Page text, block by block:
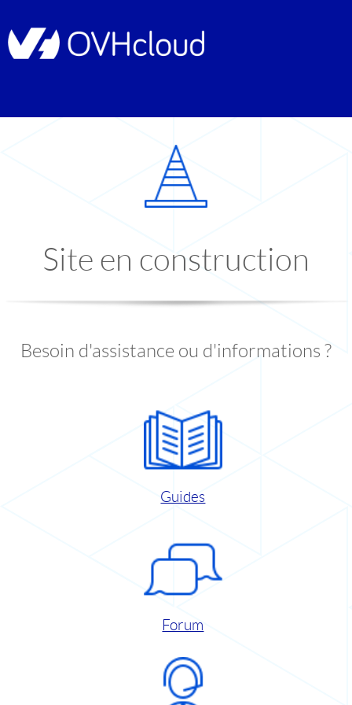
Site en construction
Besoin d'assistance ou d'informations ?
Guides
Forum